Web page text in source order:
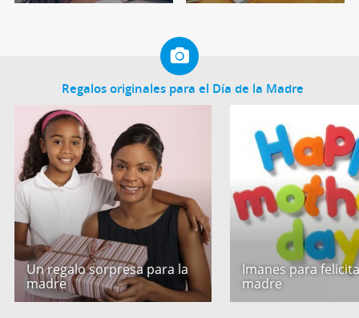
Regalos originales para el Día de la Madre
Un regalo sorpresa para la
madre
Imanes para
madre